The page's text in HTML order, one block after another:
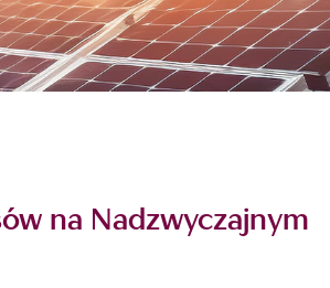
na Nadzwyczajnym